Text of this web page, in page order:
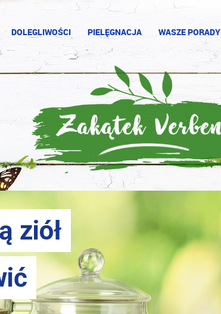
DOLEGLIWOŚCI PIELĘGNACJA WASZE PORADY
ziół